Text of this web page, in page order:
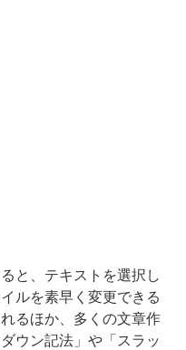
と、テキストを選択し
ルを素早く変更できる
るほか、多くの文章作
ウン記法」や「スラッ